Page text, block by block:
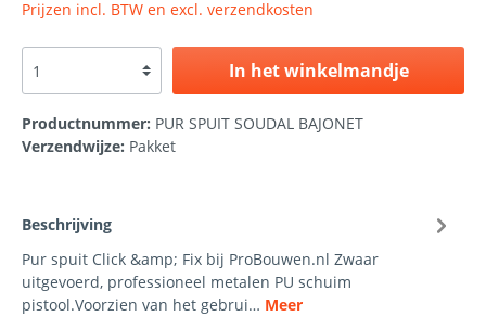
Prijzen incl. BTW en excl. verzendkosten
In het winkelmandje
Productnummer: PUR SPUIT SOUDAL BAJONET
Verzendwijze: Pakket
Beschrijving
Pur spuit Click &amp; Fix bij ProBouwen.nl Zwaar
uitgevoerd, professioneel metalen PU schuim
pistool.Voorzien van het gebrui… Meer